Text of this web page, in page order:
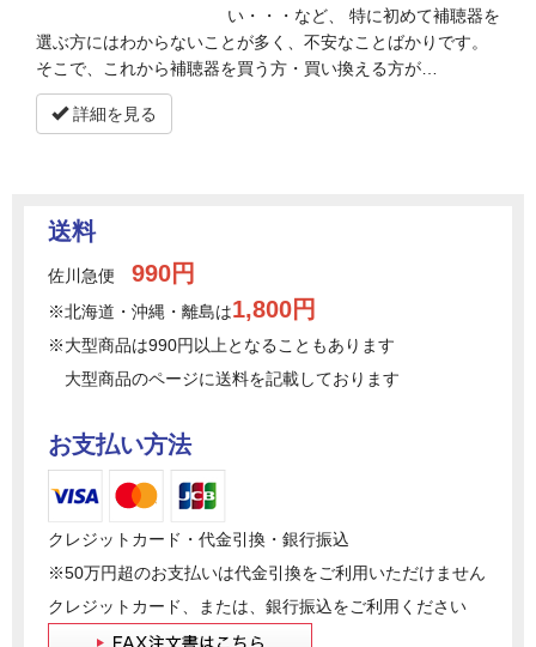
い・・・など、 特に初めて補聴器を
選ぶ方にはわからないことが多く、不安なことばかりです。
そこで、これから補聴器を買う方・買い換える方が…
詳細を見る
送料
佐川急便 990円
※北海道・沖縄・離島は1,800円
※大型商品は990円以上となることもあります
大型商品のページに送料を記載しております
お支払い方法
クレジットカード・代金引換・銀行振込
※50万円超のお支払いは代金引換をご利用いただけません
クレジットカード、または、銀行振込をご利用ください